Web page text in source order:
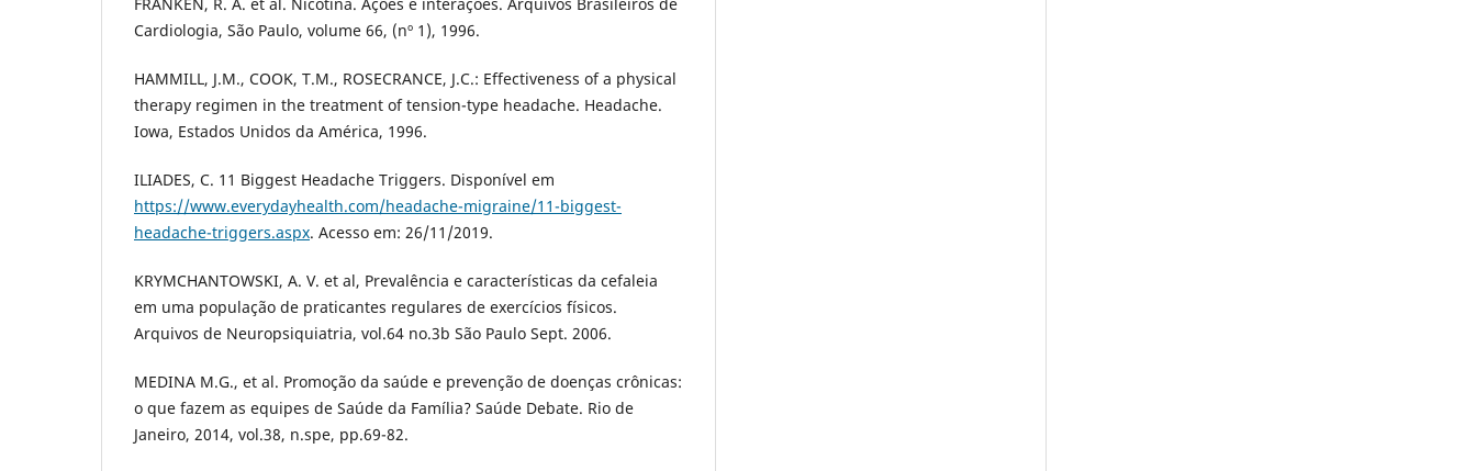
Cardiologia, São Paulo, volume 66, (nº 1), 1996.
HAMMILL, J.M., COOK, T.M., ROSECRANCE, J.C.: Effectiveness of a physical
therapy regimen in the treatment of tension-type headache. Headache.
Iowa, Estados Unidos da América, 1996.
ILIADES, C. 11 Biggest Headache Triggers. Disponível em
https://www.everydayhealth.com/headache-migraine/11-biggest-
headache-triggers.aspx. Acesso em: 26/11/2019.
KRYMCHANTOWSKI, A. V. et al, Prevalência e características da cefaleia
em uma população de praticantes regulares de exercícios físicos.
Arquivos de Neuropsiquiatria, vol.64 no.3b São Paulo Sept. 2006.
MEDINA M.G., et al. Promoção da saúde e prevenção de doenças crônicas:
o que fazem as equipes de Saúde da Família? Saúde Debate. Rio de
Janeiro, 2014, vol.38, n.spe, pp.69-82.